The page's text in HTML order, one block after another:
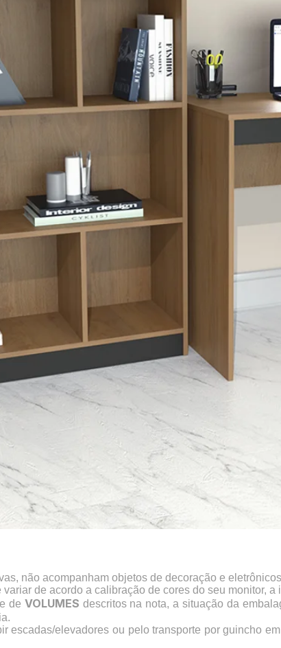
não acompanham objetos de decoração e
de acordo a calibração de cores do seu monitor,
de VOLUMES descritos na nota, a situação da
escadas/elevadores ou pelo transporte por guincho